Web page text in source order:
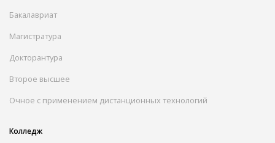
Бакалавриат
Магистратура
Докторантура
Второе высшее
Очное с применением дистанционных технологий
Колледж